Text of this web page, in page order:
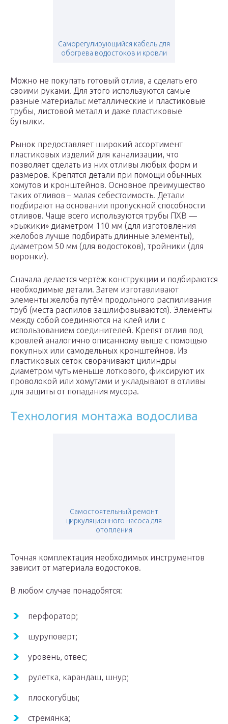
Саморегулирующийся кабель для
обогрева водостоков и кровли
Можно не покупать готовый отлив, а сделать его
своими руками. Для этого используются самые
разные материалы: металлические и пластиковые
трубы, листовой металл и даже пластиковые
бутылки.
Рынок предоставляет широкий ассортимент
пластиковых изделий для канализации, что
позволяет сделать из них отливы любых форм и
размеров. Крепятся детали при помощи обычных
хомутов и кронштейнов. Основное преимущество
таких отливов – малая себестоимость. Детали
подбирают на основании пропускной способности
отливов. Чаще всего используются трубы ПХВ —
«рыжики» диаметром 110 мм (для изготовления
желобов лучше подбирать длинные элементы),
диаметром 50 мм (для водостоков), тройники (для
воронки).
Сначала делается чертёж конструкции и подбираются
необходимые детали. Затем изготавливают
элементы желоба путём продольного распиливания
труб (места распилов зашлифовываются). Элементы
между собой соединяются на клей или с
использованием соединителей. Крепят отлив под
кровлей аналогично описанному выше с помощью
покупных или самодельных кронштейнов. Из
пластиковых сеток сворачивают цилиндры
диаметром чуть меньше лоткового, фиксируют их
проволокой или хомутами и укладывают в отливы
для защиты от попадания мусора.
Технология монтажа водослива
Самостоятельный ремонт
циркуляционного насоса для
отопления
Точная комплектация необходимых инструментов
зависит от материала водостоков.
В любом случае понадобятся:
перфоратор;
шуруповерт;
уровень, отвес;
рулетка, карандаш, шнур;
плоскогубцы;
стремянка;